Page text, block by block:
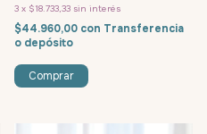
3 x $18.733,33 sin interés
$44.960,00 con Transferencia
o depósito